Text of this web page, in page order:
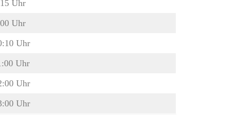
Uhr
Uhr
Uhr
Uhr
Uhr
Uhr